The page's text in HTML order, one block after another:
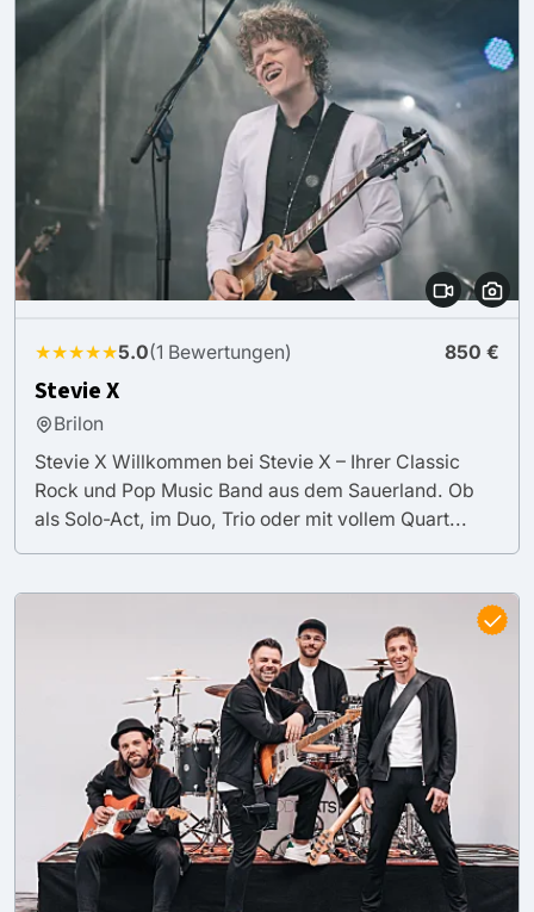
★★★★★5.0(1 Bewertungen) 850 €
Stevie X
Brilon
Stevie X Willkommen bei Stevie X – Ihrer Classic
Rock und Pop Music Band aus dem Sauerland. Ob
als Solo-Act, im Duo, Trio oder mit vollem Quart...